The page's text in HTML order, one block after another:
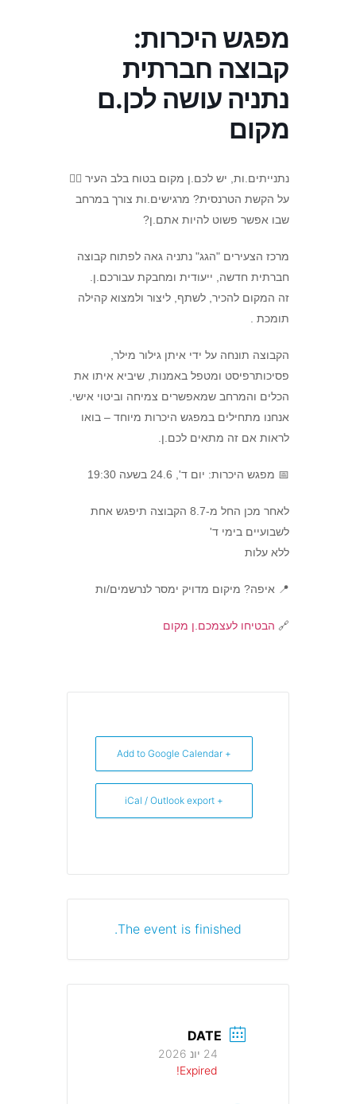
מפגש היכרות:
קבוצה חברתית
נתניה עושה לכן.ם
מקום
נתנייתים.ות, יש לכם.ן מקום בטוח בלב העיר 🏳️‍🌈
על הקשת הטרנסית? מרגישים.ות צורך במרחב
שבו אפשר פשוט להיות אתם.ן?
מרכז הצעירים "הגג" נתניה גאה לפתוח קבוצה
חברתית חדשה, ייעודית ומחבקת עבורכם.ן.
זה המקום להכיר, לשתף, ליצור ולמצוא קהילה
תומכת .
הקבוצה תונחה על ידי איתן גילור מילר,
פסיכותרפיסט ומטפל באמנות, שיביא איתו את
הכלים והמרחב שמאפשרים צמיחה וביטוי אישי.
אנחנו מתחילים במפגש היכרות מיוחד – בואו
לראות אם זה מתאים לכם.ן.
📅 מפגש היכרות: יום ד', 24.6 בשעה 19:30
לאחר מכן החל מ-8.7 הקבוצה תיפגש אחת
לשבועיים בימי ד'
ללא עלות
📍 איפה? מיקום מדויק ימסר לנרשמים/ות
🔗 הבטיחו לעצמכם.ן מקום
+ Add to Google Calendar
+ iCal / Outlook export
The event is finished.
DATE
24 יונ 2026
Expired!